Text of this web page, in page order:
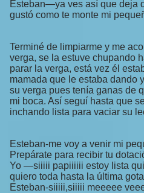
Esteban—ya ves así que deja
gustó como te monte mi
Terminé de limpiarme y me
verga, se la estuve chupando
parar la verga, está vez él
mamada que le estaba dando
su verga pues tenía ganas de
mi boca. Así seguí hasta que
inchando lista para vaciar su
Esteban-me voy a venir mi
Prepárate para recibir tu
Yo —siiiii papiiiiii estoy lista
quiero toda hasta la última
Esteban-siiiii,siiiii meeeee